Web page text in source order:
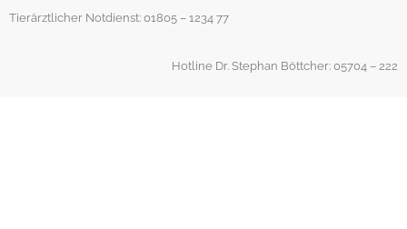
springen
Tierärztlicher Notdienst: 01805 – 1234 77
Hotline Dr. Stephan Böttcher: 05704 – 222